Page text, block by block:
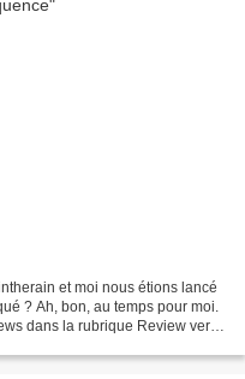
et moi nous étions lancé
? Ah, bon, au temps pour moi.
dans la rubrique Review vers